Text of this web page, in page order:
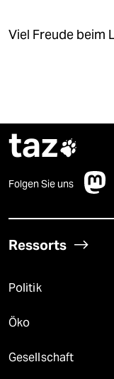
Viel Freude beim
taz
Folgen Sie uns
Ressorts
Politik
Öko
Gesellschaft